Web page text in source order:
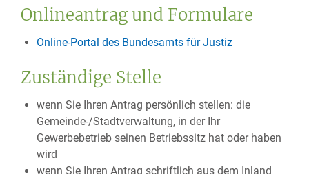
Onlineantrag und Formulare
Online-Portal des Bundesamts für Justiz
Zuständige Stelle
wenn Sie Ihren Antrag persönlich stellen: die
Gemeinde-/Stadtverwaltung, in der Ihr
Gewerbebetrieb seinen Betriebssitz hat oder haben
wird
wenn Sie Ihren Antrag schriftlich aus dem Inland